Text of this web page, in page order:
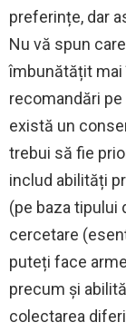
preferințe, dar
Nu vă spun
îmbunătățit mai
recomandări
există un
trebui să fie
includ abilități
(pe baza tipului
cercetare
puteți face
precum și
colectarea